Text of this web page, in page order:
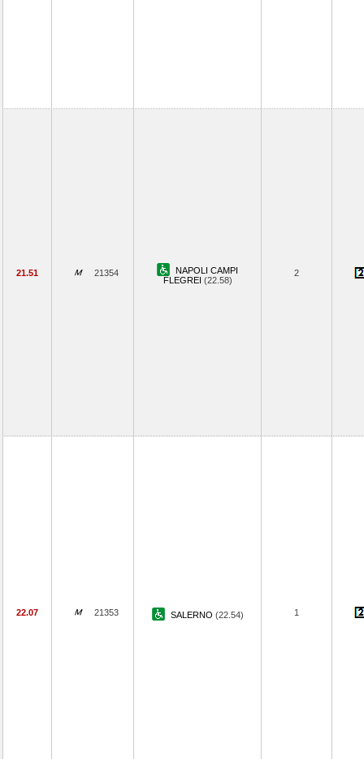
21.51 21354
NAPOLI CAMPI
FLEGREI (22.58)
2
22.07 21353 SALERNO (22.54) 1